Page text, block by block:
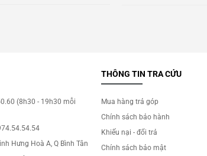
(8h30 - 19h30 mỗi
Hưng Hoà A, Q Bình Tân
THÔNG TIN TRA CỨU
Mua hàng trả góp
Chính sách bảo hành
Khiếu nại - đổi trả
Chính sách bảo mật